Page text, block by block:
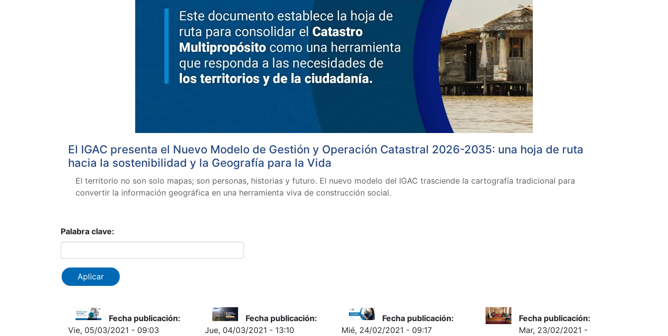
El IGAC presenta el Nuevo Modelo de Gestión y Operación Catastral 2026-2035: una hoja de ruta
hacia la sostenibilidad y la Geografía para la Vida
El territorio no son solo mapas; son personas, historias y futuro. El nuevo modelo del IGAC trasciende la cartografía tradicional para
convertir la información geográfica en una herramienta viva de construcción social.
Palabra clave:
Fecha publicación:
Vie, 05/03/2021 - 09:03
Fecha publicación:
Jue, 04/03/2021 - 13:10
Fecha publicación:
Mié, 24/02/2021 - 09:17
Fecha publicación:
Mar, 23/02/2021 -